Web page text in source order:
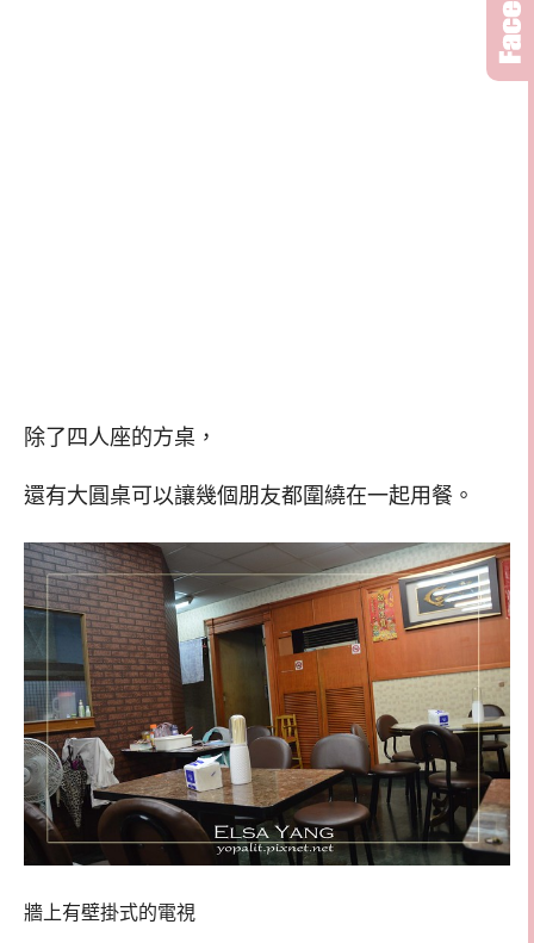
除了四人座的方桌，
還有大圓桌可以讓幾個朋友都圍繞在一起用餐。
牆上有壁掛式的電視